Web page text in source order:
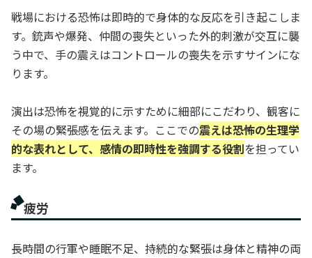
戦場における恐怖は即時的で身体的な反応を引き起こしま
す。銃声や爆発、仲間の喪失といった外的刺激が交互に襲
う中で、手の震えはコントロールの喪失を示すサインにな
ります。
演出は恐怖を視覚的に示すために細部にこだわり、観客に
その場の緊張感を伝えます。ここでの震えは恐怖の生理学
的な表れとして、感情の即時性を強調する役割を担ってい
ます。
疲労
長時間の行軍や睡眠不足、持続的な緊張は身体と精神の両